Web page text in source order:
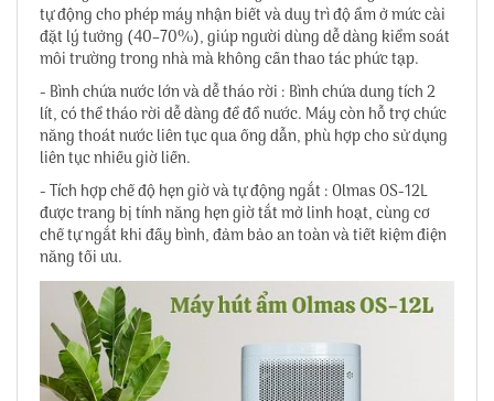
tự động cho phép máy nhận biết và duy trì độ ẩm ở mức cài
đặt lý tưởng (40–70%), giúp người dùng dễ dàng kiểm soát
môi trường trong nhà mà không cần thao tác phức tạp.
- Bình chứa nước lớn và dễ tháo rời : Bình chứa dung tích 2
lít, có thể tháo rời dễ dàng để đổ nước. Máy còn hỗ trợ chức
năng thoát nước liên tục qua ống dẫn, phù hợp cho sử dụng
liên tục nhiều giờ liền.
- Tích hợp chế độ hẹn giờ và tự động ngắt : Olmas OS-12L
được trang bị tính năng hẹn giờ tắt mở linh hoạt, cùng cơ
chế tự ngắt khi đầy bình, đảm bảo an toàn và tiết kiệm điện
năng tối ưu.